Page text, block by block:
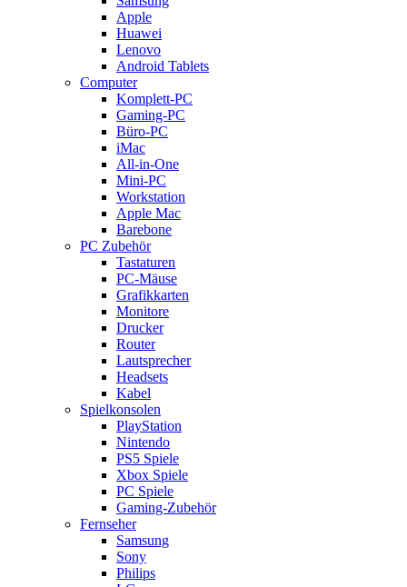
Apple
Huawei
Lenovo
Android Tablets
Computer
Komplett-PC
Gaming-PC
Büro-PC
iMac
All-in-One
Mini-PC
Workstation
Apple Mac
Barebone
PC Zubehör
Tastaturen
PC-Mäuse
Grafikkarten
Monitore
Drucker
Router
Lautsprecher
Headsets
Kabel
Spielkonsolen
PlayStation
Nintendo
PS5 Spiele
Xbox Spiele
PC Spiele
Gaming-Zubehör
Fernseher
Samsung
Sony
Philips